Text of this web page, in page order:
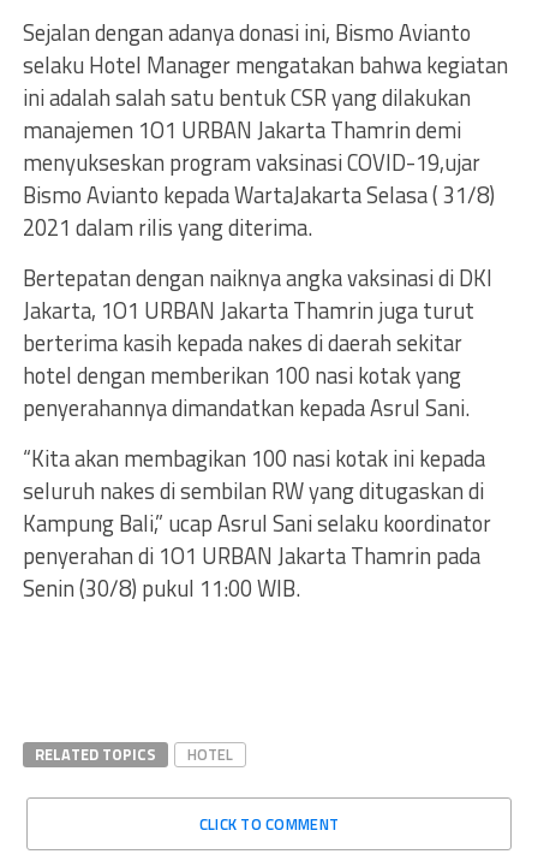
Sejalan dengan adanya donasi ini, Bismo Avianto
selaku Hotel Manager mengatakan bahwa kegiatan
ini adalah salah satu bentuk CSR yang dilakukan
manajemen 1O1 URBAN Jakarta Thamrin demi
menyukseskan program vaksinasi COVID-19,ujar
Bismo Avianto kepada WartaJakarta Selasa ( 31/8)
2021 dalam rilis yang diterima.
Bertepatan dengan naiknya angka vaksinasi di DKI
Jakarta, 1O1 URBAN Jakarta Thamrin juga turut
berterima kasih kepada nakes di daerah sekitar
hotel dengan memberikan 100 nasi kotak yang
penyerahannya dimandatkan kepada Asrul Sani.
“Kita akan membagikan 100 nasi kotak ini kepada
seluruh nakes di sembilan RW yang ditugaskan di
Kampung Bali,” ucap Asrul Sani selaku koordinator
penyerahan di 1O1 URBAN Jakarta Thamrin pada
Senin (30/8) pukul 11:00 WIB.
RELATED TOPICS HOTEL
CLICK TO COMMENT